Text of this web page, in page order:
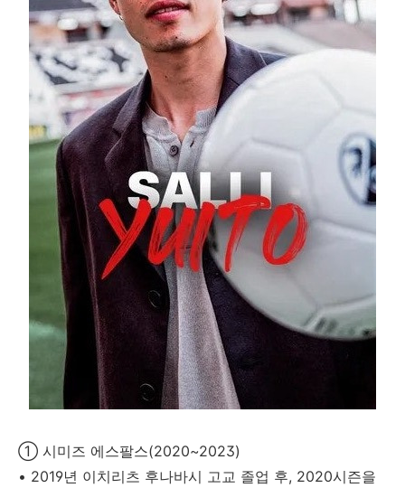
① 시미즈 에스팔스(2020~2023)
• 2019년 이치리츠 후나바시 고교 졸업 후, 2020시즌을